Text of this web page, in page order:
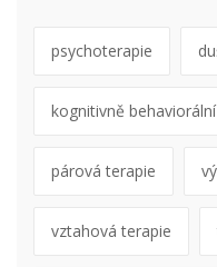
psychoterapie
kognitivně
párová terapie
vztahová terapie